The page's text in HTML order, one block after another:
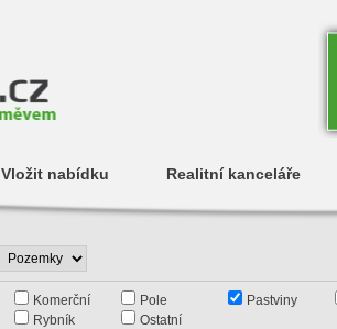
Vložit nabídku Realitní kanceláře
Komerční Pole Pastviny
Rybník Ostatní